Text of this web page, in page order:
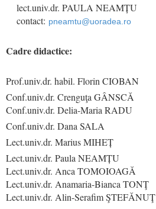
lect.univ.dr. PAULA NEAMȚU
contact: pneamtu@uoradea.ro
Cadre didactice:
Prof.univ.dr. habil. Florin CIOBAN
Conf.univ.dr. Crenguţa GÂNSCĂ
Conf.univ.dr. Delia-Maria RADU
Conf.univ.dr. Dana SALA
Lect.univ.dr. Marius MIHEȚ
Lect.univ.dr. Paula NEAMȚU
Lect.univ.dr. Anca TOMOIOAGĂ
Lect.univ.dr. Anamaria-Bianca TONŢ
Lect.univ.dr. Alin-Serafim ŞTEFĂNUŢ